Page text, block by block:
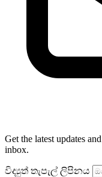
Get the latest updates
inbox.
විද්‍යුත් තැපැල් ලිපිනය